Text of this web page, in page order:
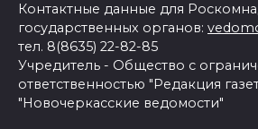
Контактные данные для
государственных органов:
тел. 8(8635) 22-82-85
Учредитель - Общество с
ответственностью "Редакция
"Новочеркасские ведомости"